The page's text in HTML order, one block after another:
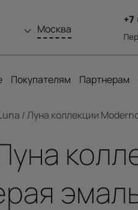
Москва
+7
Покупателям Партнерам
/ Луна коллекции